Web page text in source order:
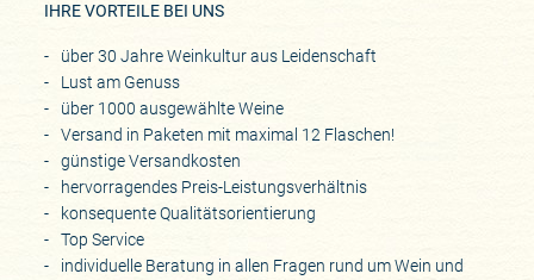
IHRE VORTEILE BEI UNS
über 30 Jahre Weinkultur aus Leidenschaft
Lust am Genuss
über 1000 ausgewählte Weine
Versand in Paketen mit maximal 12 Flaschen!
günstige Versandkosten
hervorragendes Preis-Leistungsverhältnis
konsequente Qualitätsorientierung
Top Service
individuelle Beratung in allen Fragen rund um Wein und